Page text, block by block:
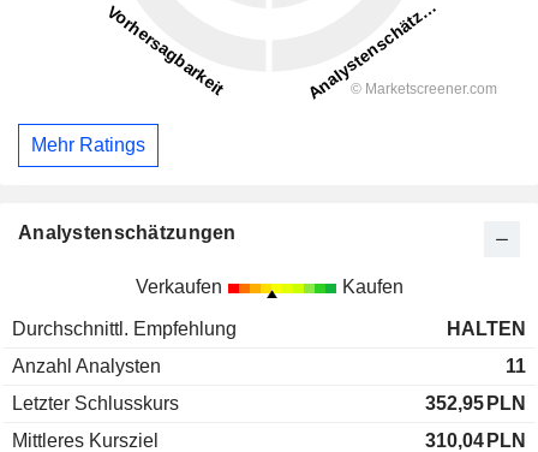
Mehr Ratings
Analystenschätzungen
Verkaufen Kaufen
Durchschnittl. Empfehlung
HALTEN
Anzahl Analysten
11
Letzter Schlusskurs
352,95 PLN
Mittleres Kursziel
310,04 PLN